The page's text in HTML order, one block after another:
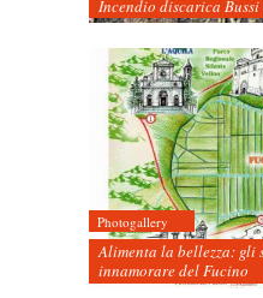
Incendio discarica Bussi
Photogallery
Alimenta la bellezza: gli
innamorare del Fucino